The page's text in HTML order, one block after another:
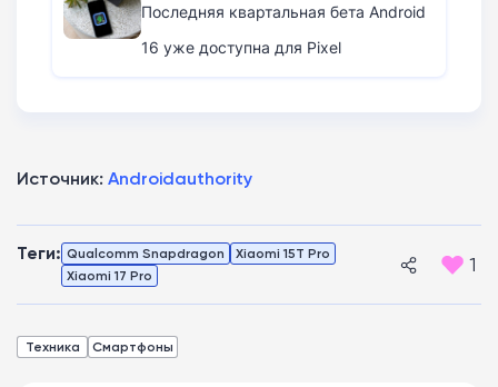
Последняя квартальная бета Android
16 уже доступна для Pixel
Источник: Androidauthority
Теги: Qualcomm Snapdragon
Xiaomi 15T Pro
Xiaomi 17 Pro
1
Техника Смартфоны